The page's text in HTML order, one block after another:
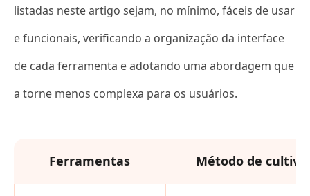
listadas neste artigo sejam, no mínimo, fáceis de usar
e funcionais, verificando a organização da interface
de cada ferramenta e adotando uma abordagem que
a torne menos complexa para os usuários.
Ferramentas Método de cultivo